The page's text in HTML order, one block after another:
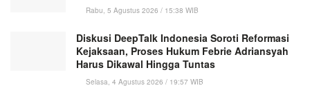
Rabu, 5 Agustus 2026 / 15:38 WIB
Diskusi DeepTalk Indonesia Soroti Reformasi
Kejaksaan, Proses Hukum Febrie Adriansyah
Harus Dikawal Hingga Tuntas
Selasa, 4 Agustus 2026 / 19:57 WIB